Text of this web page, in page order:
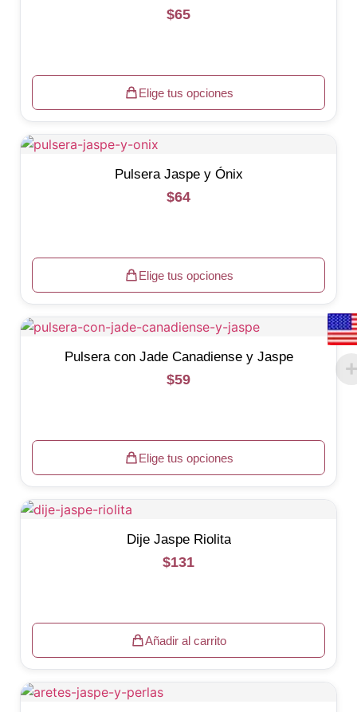
$65
Elige tus opciones
Pulsera Jaspe y Ónix
$64
Elige tus opciones
Pulsera con Jade Canadiense y Jaspe
$59
Elige tus opciones
Dije Jaspe Riolita
$131
Añadir al carrito